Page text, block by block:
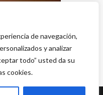
de navegación,
y analizar
todo” usted da su
cookies.